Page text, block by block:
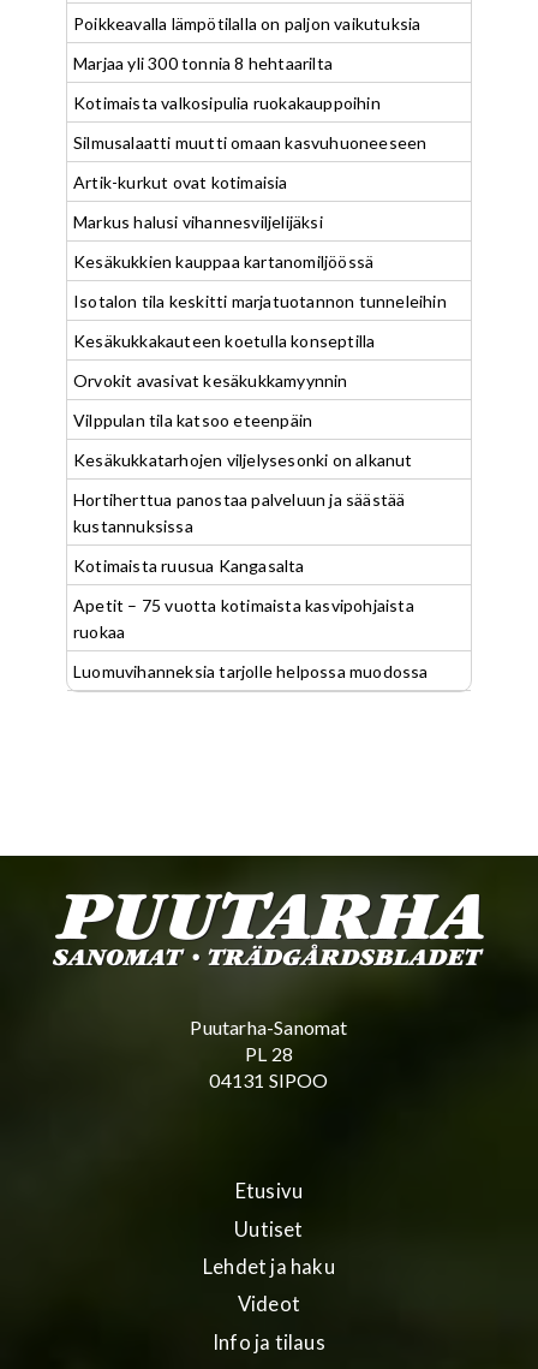
Poikkeavalla lämpötilalla on paljon vaikutuksia
Marjaa yli 300 tonnia 8 hehtaarilta
Kotimaista valkosipulia ruokakauppoihin
Silmusalaatti muutti omaan kasvuhuoneeseen
Artik-kurkut ovat kotimaisia
Markus halusi vihannesviljelijäksi
Kesäkukkien kauppaa kartanomiljöössä
Isotalon tila keskitti marjatuotannon tunneleihin
Kesäkukkakauteen koetulla konseptilla
Orvokit avasivat kesäkukkamyynnin
Vilppulan tila katsoo eteenpäin
Kesäkukkatarhojen viljelysesonki on alkanut
Hortiherttua panostaa palveluun ja säästää
kustannuksissa
Kotimaista ruusua Kangasalta
Apetit – 75 vuotta kotimaista kasvipohjaista
ruokaa
Luomuvihanneksia tarjolle helpossa muodossa
Puutarha-Sanomat
PL 28
04131 SIPOO
Etusivu
Uutiset
Lehdet ja haku
Videot
Info ja tilaus